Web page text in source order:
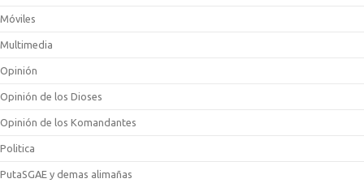
Móviles
Multimedia
Opinión
Opinión de los Dioses
Opinión de los Komandantes
Politica
PutaSGAE y demas alimañas